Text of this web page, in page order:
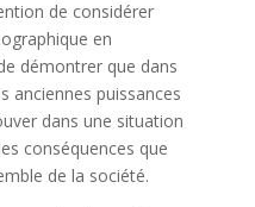
de considérer
en
démontrer que dans
anciennes puissances
dans une situation
conséquences que
de la société.